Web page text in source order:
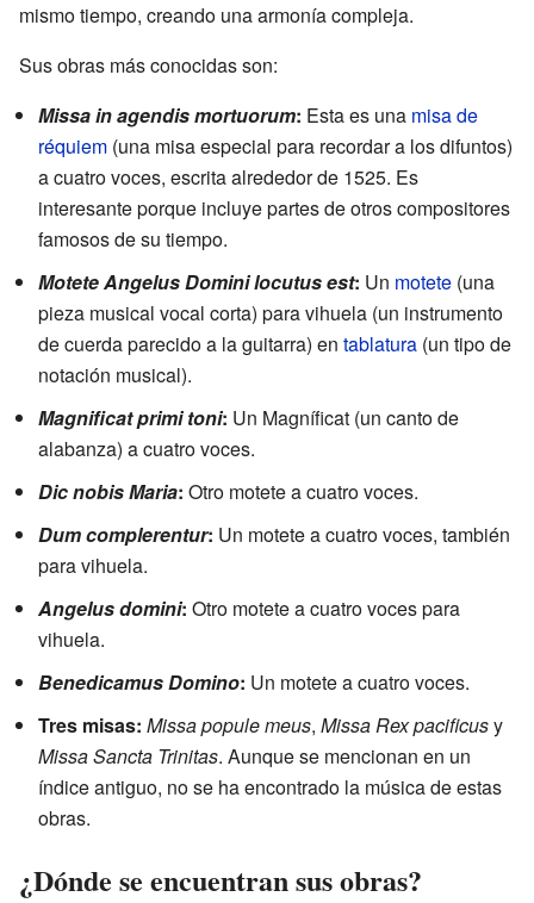
mismo tiempo, creando una armonía compleja.
Sus obras más conocidas son:
Missa in agendis mortuorum: Esta es una misa de
réquiem (una misa especial para recordar a los difuntos)
a cuatro voces, escrita alrededor de 1525. Es
interesante porque incluye partes de otros compositores
famosos de su tiempo.
Motete Angelus Domini locutus est: Un motete (una
pieza musical vocal corta) para vihuela (un instrumento
de cuerda parecido a la guitarra) en tablatura (un tipo de
notación musical).
Magnificat primi toni: Un Magníficat (un canto de
alabanza) a cuatro voces.
Dic nobis Maria: Otro motete a cuatro voces.
Dum complerentur: Un motete a cuatro voces, también
para vihuela.
Angelus domini: Otro motete a cuatro voces para
vihuela.
Benedicamus Domino: Un motete a cuatro voces.
Tres misas: Missa popule meus, Missa Rex pacificusy
Missa Sancta Trinitas. Aunque se mencionan en un
índice antiguo, no se ha encontrado la música de estas
obras.
¿Dónde se encuentran sus obras?